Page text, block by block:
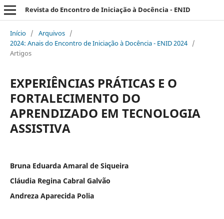
Revista do Encontro de Iniciação à Docência - ENID
Início / Arquivos /
2024: Anais do Encontro de Iniciação à Docência - ENID 2024 /
Artigos
EXPERIÊNCIAS PRÁTICAS E O
FORTALECIMENTO DO
APRENDIZADO EM TECNOLOGIA
ASSISTIVA
Bruna Eduarda Amaral de Siqueira
Cláudia Regina Cabral Galvão
Andreza Aparecida Polia